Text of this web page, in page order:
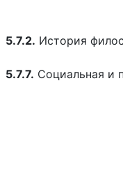
5.7.2. История
5.7.7. Социальная и